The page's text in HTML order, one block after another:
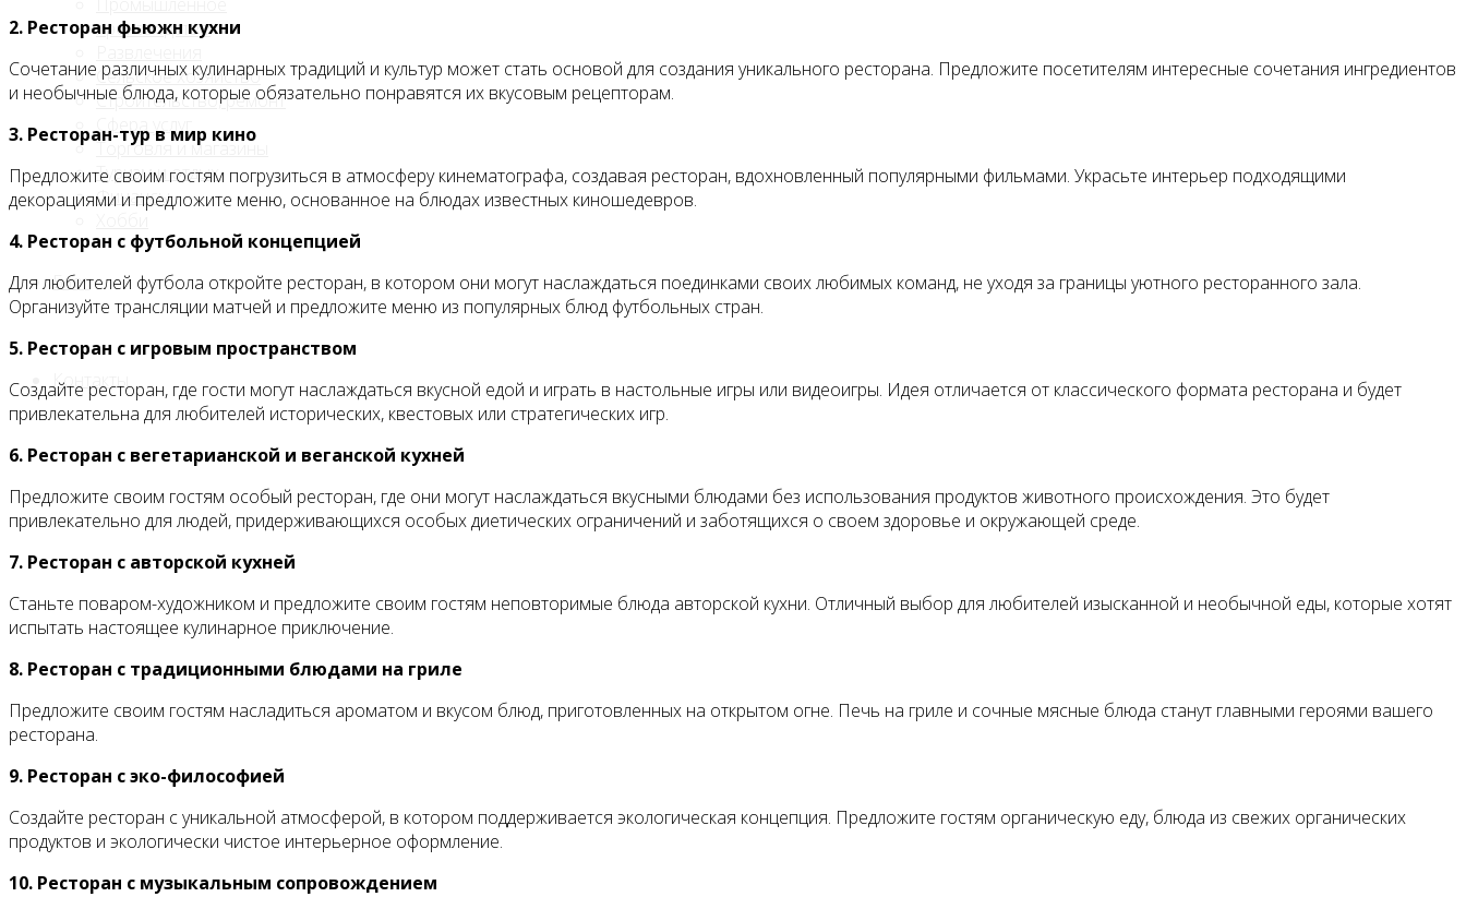
производство
Сельское хозяйство
Строительство, ремонт
Торговля и магазины
Туризм и отдых
Финансы
Блог
Контакты
2. Ресторан фьюжн кухни
Сочетание различных кулинарных традиций и культур может стать основой для создания уникального ресторана. Предложите посетителям интересные сочетания ингредиентов
и необычные блюда, которые обязательно понравятся их вкусовым рецепторам.
3. Ресторан-тур в мир кино
Предложите своим гостям погрузиться в атмосферу кинематографа, создавая ресторан, вдохновленный популярными фильмами. Украсьте интерьер подходящими
декорациями и предложите меню, основанное на блюдах известных киношедевров.
4. Ресторан с футбольной концепцией
Для любителей футбола откройте ресторан, в котором они могут наслаждаться поединками своих любимых команд, не уходя за границы уютного ресторанного зала.
Организуйте трансляции матчей и предложите меню из популярных блюд футбольных стран.
5. Ресторан с игровым пространством
Создайте ресторан, где гости могут наслаждаться вкусной едой и играть в настольные игры или видеоигры. Идея отличается от классического формата ресторана и будет
привлекательна для любителей исторических, квестовых или стратегических игр.
6. Ресторан с вегетарианской и веганской кухней
Предложите своим гостям особый ресторан, где они могут наслаждаться вкусными блюдами без использования продуктов животного происхождения. Это будет
привлекательно для людей, придерживающихся особых диетических ограничений и заботящихся о своем здоровье и окружающей среде.
7. Ресторан с авторской кухней
Станьте поваром-художником и предложите своим гостям неповторимые блюда авторской кухни. Отличный выбор для любителей изысканной и необычной еды, которые хотят
испытать настоящее кулинарное приключение.
8. Ресторан с традиционными блюдами на гриле
Предложите своим гостям насладиться ароматом и вкусом блюд, приготовленных на открытом огне. Печь на гриле и сочные мясные блюда станут главными героями вашего
ресторана.
9. Ресторан с эко-философией
Создайте ресторан с уникальной атмосферой, в котором поддерживается экологическая концепция. Предложите гостям органическую еду, блюда из свежих органических
продуктов и экологически чистое интерьерное оформление.
10. Ресторан с музыкальным сопровождением